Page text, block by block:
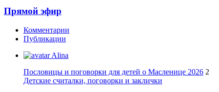
Прямой эфир
Комментарии
Публикации
Alina
Пословицы и поговорки для детей о Масленице 2026 2
Детские считалки, поговорки и заклички